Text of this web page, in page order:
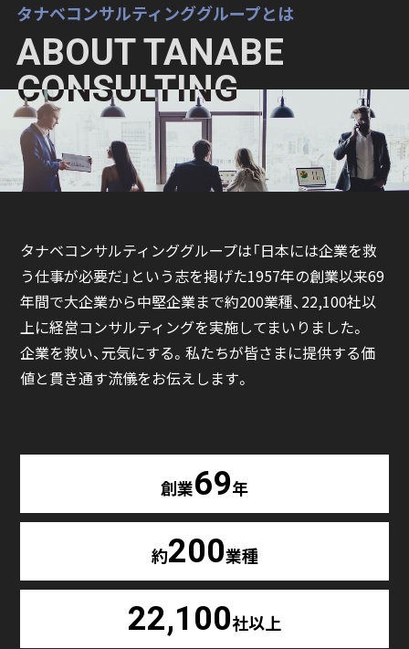
タナベコンサルティンググループとは
ABOUT TANABE
CONSULTING
タナベコンサルティンググループは「日本には企業を救
う仕事が必要だ」という志を掲げた1957年の創業以来69
年間で大企業から中堅企業まで約200業種、22,100社以
上に経営コンサルティングを実施してまいりました。
企業を救い、元気にする。私たちが皆さまに提供する価
値と貫き通す流儀をお伝えします。
創業69年
約200業種
22,100社以上